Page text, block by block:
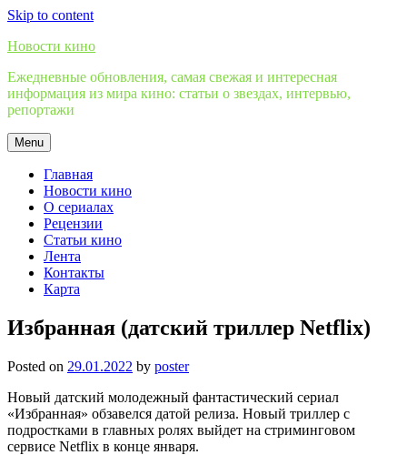
Skip to content
Новости кино
Ежедневные обновления, самая свежая и интересная
информация из мира кино: статьи о звездах, интервью,
репортажи
Menu
Главная
Новости кино
О сериалах
Рецензии
Статьи кино
Лента
Контакты
Карта
Избранная (датский триллер Netflix)
Posted on 29.01.2022 by poster
Новый датский молодежный фантастический сериал
«Избранная» обзавелся датой релиза. Новый триллер с
подростками в главных ролях выйдет на стриминговом
сервисе Netflix в конце января.